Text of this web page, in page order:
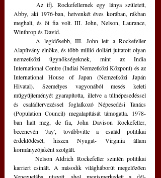
Abby, aki 1976-ban, hetvenkét éves korában, rákban
meghalt, és öt fia volt. III. John, Nelson, Laurance,
Winthrop és David.
Alapítvány elnöke, és több millió dollárt juttatott olyan
nemzetközi ügynökségeknek, mint az India
International Centre (Indiai Nemzetközi Központ) és az
International House of Japan (Nemzetközi Japán
Hivatal). Személyes vagyonából mesés keleti
műgyűjteményét gyarapította, illetve a túlnépesedéssel
és családtervezéssel foglalkozó Népesedési Tanács
(Population Council) megalapítását támogatta. 1978-
ban halt meg, de fia, John Davison Rockefeller,
becenevén 'Jay', továbbvitte a család politikai
érdeklődését, hiszen Nyugat- Virginia állam
kormányzójaként szolgált.
	Nelson Aldrich Rockefeller szintén politikai
karriert csinált. A második világháborút megelőzően